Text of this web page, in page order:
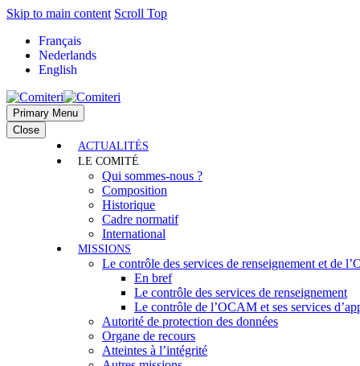
Skip to main content Scroll Top
Français
Nederlands
English
Primary Menu
Close
ACTUALITÉS
LE COMITÉ
Qui sommes-nous ?
Composition
Historique
Cadre normatif
International
MISSIONS
Le contrôle des services de renseignement et de
En bref
Le contrôle des services de renseignement
Le contrôle de l’OCAM et ses services
Autorité de protection des données
Organe de recours
Atteintes à l’intégrité